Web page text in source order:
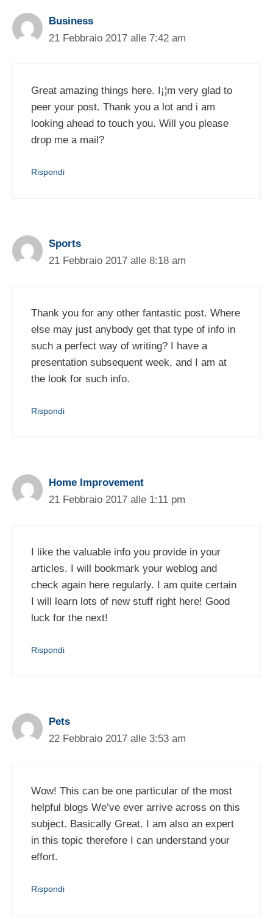
Business
21 Febbraio 2017 alle 7:42 am
Great amazing things here. I¡¦m very glad to
peer your post. Thank you a lot and i am
looking ahead to touch you. Will you please
drop me a mail?
Rispondi
Sports
21 Febbraio 2017 alle 8:18 am
Thank you for any other fantastic post. Where
else may just anybody get that type of info in
such a perfect way of writing? I have a
presentation subsequent week, and I am at
the look for such info.
Rispondi
Home Improvement
21 Febbraio 2017 alle 1:11 pm
I like the valuable info you provide in your
articles. I will bookmark your weblog and
check again here regularly. I am quite certain
I will learn lots of new stuff right here! Good
luck for the next!
Rispondi
Pets
22 Febbraio 2017 alle 3:53 am
Wow! This can be one particular of the most
helpful blogs We’ve ever arrive across on this
subject. Basically Great. I am also an expert
in this topic therefore I can understand your
effort.
Rispondi